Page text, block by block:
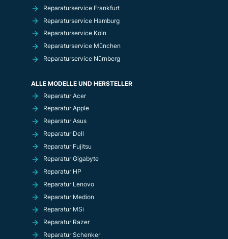
Reparaturservice Frankfurt
Reparaturservice Hamburg
Reparaturservice Köln
Reparaturservice München
Reparaturservice Nürnberg
ALLE MODELLE UND HERSTELLER
Reparatur Acer
Reparatur Apple
Reparatur Asus
Reparatur Dell
Reparatur Fujitsu
Reparatur Gigabyte
Reparatur HP
Reparatur Lenovo
Reparatur Medion
Reparatur MSi
Reparatur Razer
Reparatur Schenker